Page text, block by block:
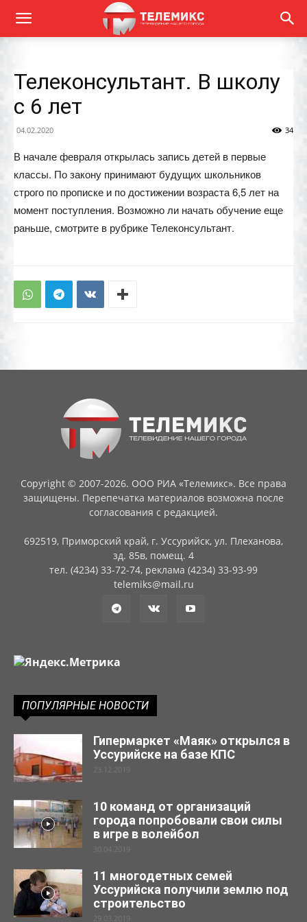
Телеконсультант. В школу
с 6 лет
04.02.2020 34
В начале февраля открылась запись детей в первые
классы. По закону принимают будущих школьников
строго по прописке и по достижении возраста 6,5 лет на
момент поступления. Возможно ли начать обучение еще
раньше, смотрите в рубрике Телеконсультант.
Copyright © 2007-2026. ООО РИА «Телемикс». Все права
защищены. Перепечатка материалов возможна после
согласования с редакцией.
692519, Приморский край, г. Уссурийск, ул. Плеханова,
зд. 85в, помещ. 4
тел. (4234) 33-72-74, реклама (4234) 33-93-99
telemiks@mail.ru
ПОПУЛЯРНЫЕ НОВОСТИ
Гипермаркет «Маяк» открылся в
Уссурийске на базе КПС
23.12.2019
10 команд от организаций
города попробовали свои силы
в игре в волейбол
30.04.2019
11 многодетных семей
Уссурийска получили землю под
строительство
29.03.2019